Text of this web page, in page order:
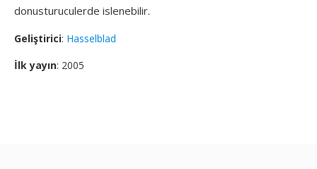
donusturuculerde islenebilir.
Geliştirici: Hasselblad
İlk yayın: 2005